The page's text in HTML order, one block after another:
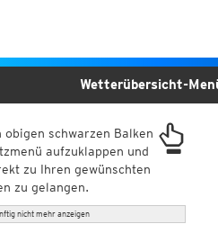
schwarzen Balken
aufzuklappen und
zu Ihren gewünschten
zu gelangen.
nicht mehr anzeigen
Wetterübersicht-